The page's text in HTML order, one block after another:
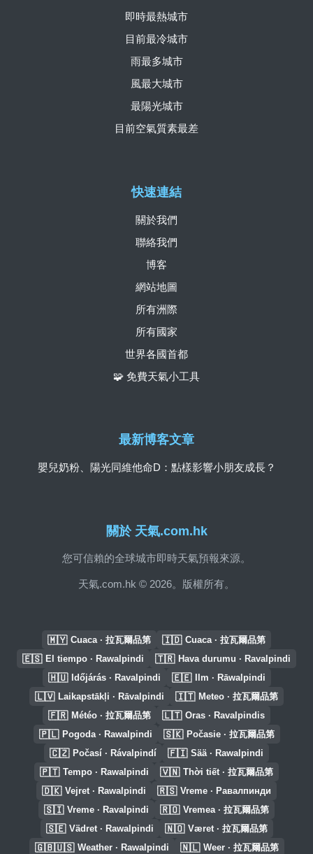
關於 天氣.com.hk
您可信賴的全球城市即時天氣預報來源。
天氣.com.hk © 2026。版權所有。
快速連結
關於我們
聯絡我們
博客
網站地圖
所有洲際
所有國家
世界各國首都
🧩 免費天氣小工具
即時最熱城市
目前最冷城市
雨最多城市
風最大城市
最陽光城市
目前空氣質素最差
最新博客文章
嬰兒奶粉、陽光同維他命D：點樣影響小朋友成長？
🇲🇾 Cuaca · 拉瓦爾品第 🇮🇩 Cuaca · 拉瓦爾品第
🇪🇸 El tiempo · Rawalpindi 🇹🇷 Hava durumu · Ravalpindi
🇭🇺 Időjárás · Ravalpindi 🇪🇪 Ilm · Rāwalpindi
🇱🇻 Laikapstākļi · Rāvalpindi 🇮🇹 Meteo · 拉瓦爾品第
🇫🇷 Météo · 拉瓦爾品第 🇱🇹 Oras · Ravalpindis
🇵🇱 Pogoda · Rawalpindi 🇸🇰 Počasie · 拉瓦爾品第
🇨🇿 Počasí · Rávalpindí 🇫🇮 Sää · Rawalpindi
🇵🇹 Tempo · Rawalpindi 🇻🇳 Thời tiết · 拉瓦爾品第
🇩🇰 Vejret · Rawalpindi 🇷🇸 Vreme · Равалпинди
🇸🇮 Vreme · Ravalpindi 🇷🇴 Vremea · 拉瓦爾品第
🇸🇪 Vädret · Rawalpindi 🇳🇴 Været · 拉瓦爾品第
🇬🇧🇺🇸 Weather · Rawalpindi 🇳🇱 Weer · 拉瓦爾品第